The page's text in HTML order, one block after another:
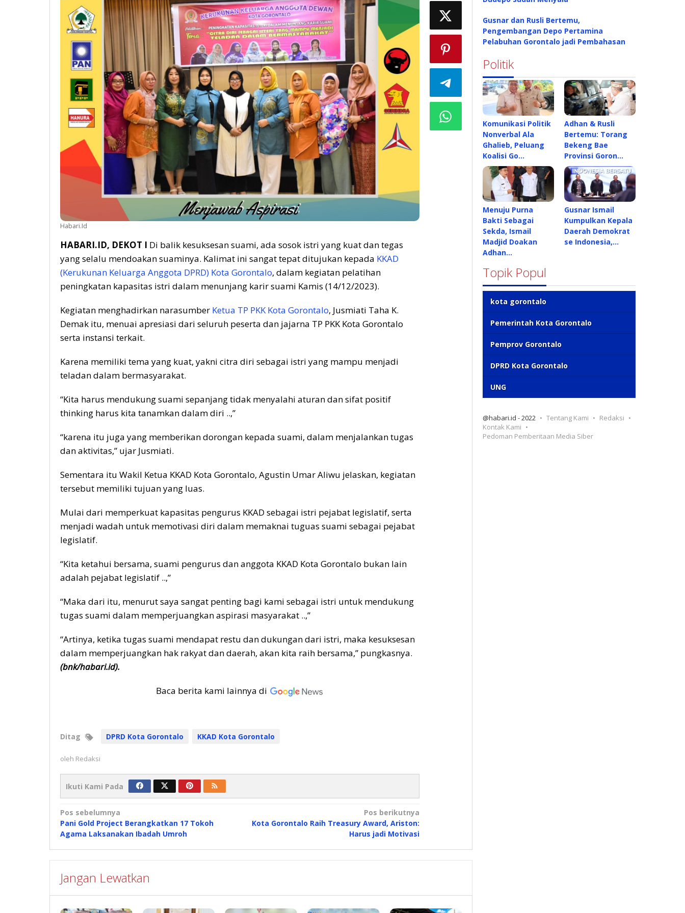
Habari.Id
HABARI.ID, DEKOT I Di balik kesuksesan suami, ada sosok istri yang kuat dan tegas
yang selalu mendoakan suaminya. Kalimat ini sangat tepat ditujukan kepada KKAD
(Kerukunan Keluarga Anggota DPRD) Kota Gorontalo, dalam kegiatan pelatihan
peningkatan kapasitas istri dalam menunjang karir suami Kamis (14/12/2023).
Kegiatan menghadirkan narasumber Ketua TP PKK Kota Gorontalo, Jusmiati Taha K.
Demak itu, menuai apresiasi dari seluruh peserta dan jajarna TP PKK Kota Gorontalo
serta instansi terkait.
Karena memiliki tema yang kuat, yakni citra diri sebagai istri yang mampu menjadi
teladan dalam bermasyarakat.
“Kita harus mendukung suami sepanjang tidak menyalahi aturan dan sifat positif
thinking harus kita tanamkan dalam diri ..,”
“karena itu juga yang memberikan dorongan kepada suami, dalam menjalankan tugas
dan aktivitas,” ujar Jusmiati.
Sementara itu Wakil Ketua KKAD Kota Gorontalo, Agustin Umar Aliwu jelaskan, kegiatan
tersebut memiliki tujuan yang luas.
Mulai dari memperkuat kapasitas pengurus KKAD sebagai istri pejabat legislatif, serta
menjadi wadah untuk memotivasi diri dalam memaknai tuguas suami sebagai pejabat
legislatif.
“Kita ketahui bersama, suami pengurus dan anggota KKAD Kota Gorontalo bukan lain
adalah pejabat legislatif ..,”
“Maka dari itu, menurut saya sangat penting bagi kami sebagai istri untuk mendukung
tugas suami dalam memperjuangkan aspirasi masyarakat ..,”
“Artinya, ketika tugas suami mendapat restu dan dukungan dari istri, maka kesuksesan
dalam memperjuangkan hak rakyat dan daerah, akan kita raih bersama,” pungkasnya.
(bnk/habari.id).
Baca berita kami lainnya di
Ditag DPRD Kota Gorontalo KKAD Kota Gorontalo
oleh Redaksi
Ikuti Kami Pada
Navigasi
pos
Pos sebelumnya
Pani Gold Project Berangkatkan 17 Tokoh
Agama Laksanakan Ibadah Umroh
Pos berikutnya
Kota Gorontalo Raih Treasury Award, Ariston:
Harus jadi Motivasi
Jangan Lewatkan
Gusnar dan Rusli Bertemu,
Pengembangan Depo Pertamina
Pelabuhan Gorontalo jadi Pembahasan
Politik
Komunikasi Politik
Nonverbal Ala
Ghalieb, Peluang
Koalisi Go…
Adhan & Rusli
Bertemu: Torang
Bekeng Bae
Provinsi Goron…
Menuju Purna
Bakti Sebagai
Sekda, Ismail
Madjid Doakan
Adhan…
Gusnar Ismail
Kumpulkan Kepala
Daerah Demokrat
se Indonesia,…
Topik Popul
kota gorontalo
Pemerintah Kota Gorontalo
Pemprov Gorontalo
DPRD Kota Gorontalo
UNG
@habari.id - 2022 Tentang Kami
Redaksi
Kontak Kami
Pedoman Pemberitaan Media Siber